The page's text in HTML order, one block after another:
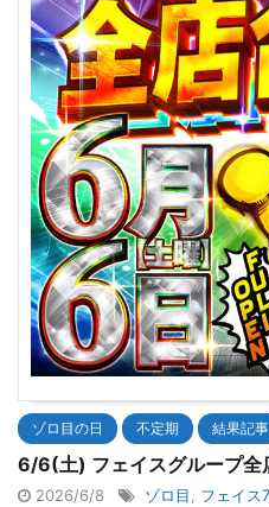
ゾロ目の日 不定期 結果記事
6/6(土) フェイスグループ全
2026/6/8 ゾロ目, フェイス